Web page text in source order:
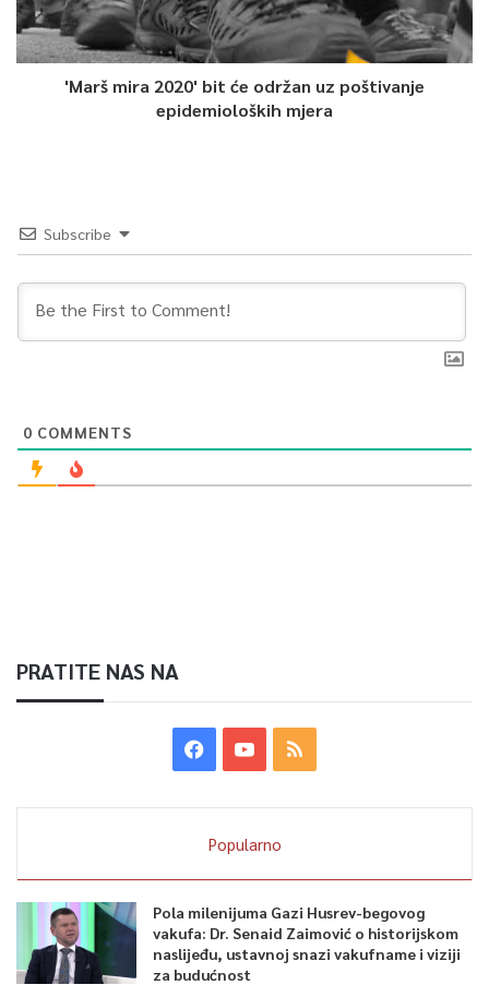
'Marš mira 2020' bit će održan uz poštivanje
epidemioloških mjera
Subscribe
0 COMMENTS
PRATITE NAS NA
Popularno
Pola milenijuma Gazi Husrev-begovog
vakufa: Dr. Senaid Zaimović o historijskom
naslijeđu, ustavnoj snazi vakufname i viziji
za budućnost